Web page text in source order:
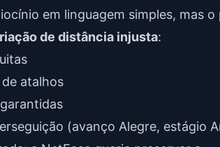
em linguagem simples, mas o
de distância injusta:
atalhos
(avanço Alegre, estágio